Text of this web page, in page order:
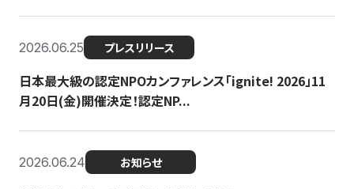
2026.06.25 プレスリリース
日本最大級の認定NPOカンファレンス「ignite! 2026」11
月20日(金)開催決定！認定NP...
2026.06.24 お知らせ